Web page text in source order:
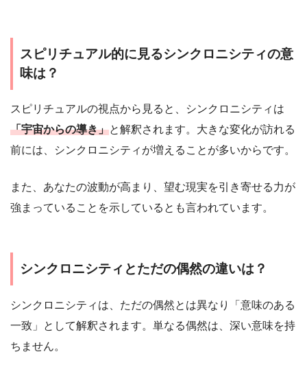
スピリチュアル的に見るシンクロニシティの意
味は？
スピリチュアルの視点から見ると、シンクロニシティは
「宇宙からの導き」と解釈されます。大きな変化が訪れる
前には、シンクロニシティが増えることが多いからです。
また、あなたの波動が高まり、望む現実を引き寄せる力が
強まっていることを示しているとも言われています。
シンクロニシティとただの偶然の違いは？
シンクロニシティは、ただの偶然とは異なり「意味のある
一致」として解釈されます。単なる偶然は、深い意味を持
ちません。